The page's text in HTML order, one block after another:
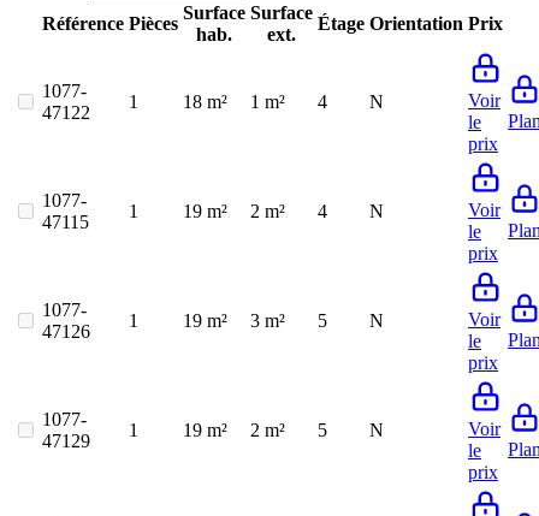
Référence Pièces
Surface
hab.
Surface
ext.
Étage Orientation Prix
1077-
47122
1 18 m² 1 m² 4 N
Voir
le
prix
1077-
47115
1 19 m² 2 m² 4 N
Voir
le
prix
1077-
47126
1 19 m² 3 m² 5 N
Voir
le
prix
1077-
47129
1 19 m² 2 m² 5 N
Voir
le
prix